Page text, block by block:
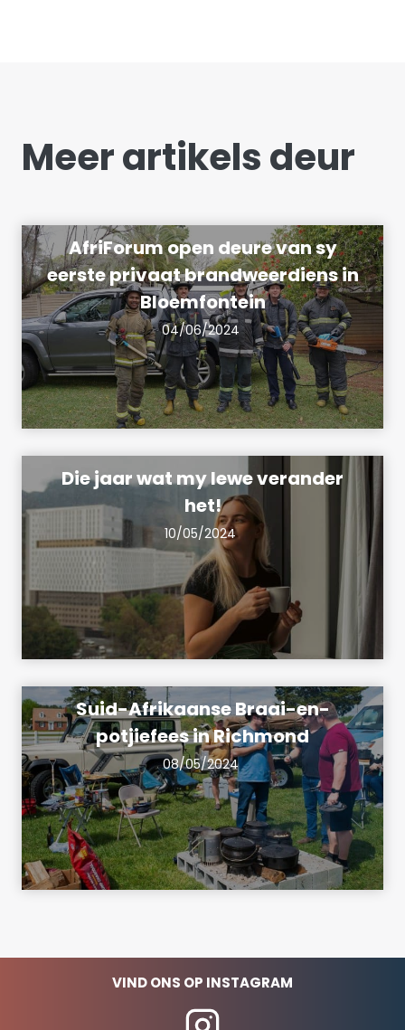
Meer artikels deur
AfriForum open deure van sy
eerste privaat brandweerdiens in
Bloemfontein
04/06/2024
Die jaar wat my lewe verander
het!
10/05/2024
Suid-Afrikaanse Braai-en-
potjiefees in Richmond
08/05/2024
VIND ONS OP INSTAGRAM